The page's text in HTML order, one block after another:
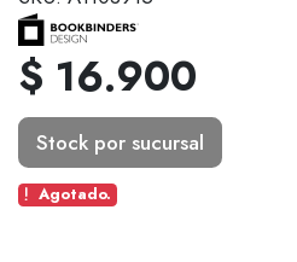
$ 16.900
Stock por sucursal
Agotado.